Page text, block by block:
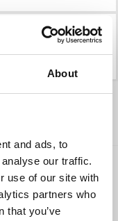
About
and ads, to
our traffic.
use of our site with
partners who
that you’ve